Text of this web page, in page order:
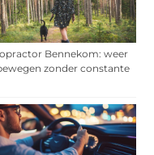
Bennekom: weer
zonder constante